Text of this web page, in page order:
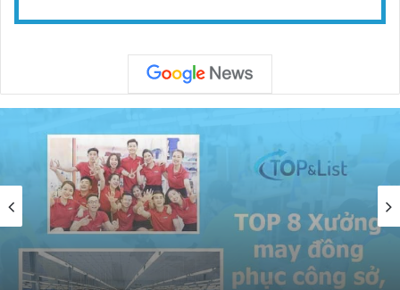
Thời Trang
05/03/2025
Top 8 Xưởng May Đồng Phục Công Sở,
Công Ty Uy Tín, Chất Lượng